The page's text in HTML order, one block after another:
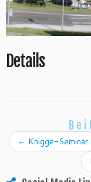
Details
← Knigge-Seminar